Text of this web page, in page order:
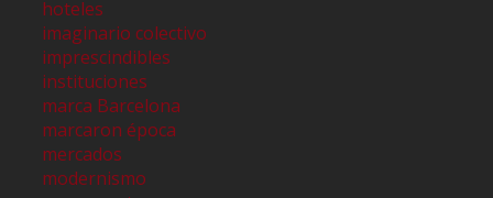
hoteles
imaginario colectivo
imprescindibles
instituciones
marca Barcelona
marcaron época
mercados
modernismo